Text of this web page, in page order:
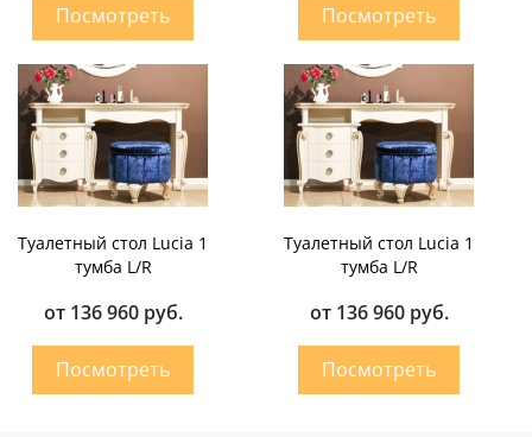
Туалетный стол Lucia 1
тумба L/R
от 136 960 руб.
Туалетный стол Lucia 1
тумба L/R
от 136 960 руб.